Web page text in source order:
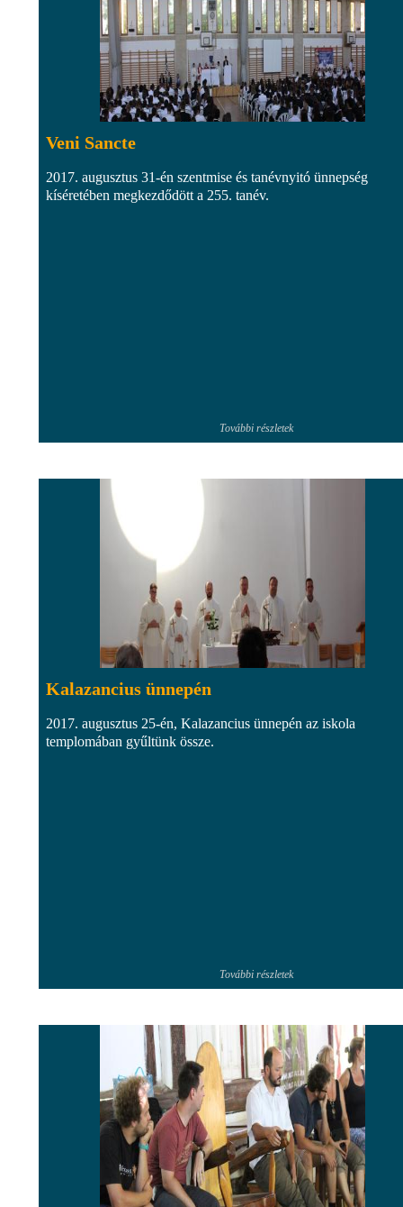
Veni Sancte
2017. augusztus 31-én szentmise és tanévnyitó ünnepség
kíséretében megkezdődött a 255. tanév.
További részletek
Kalazancius ünnepén
2017. augusztus 25-én, Kalazancius ünnepén az iskola
templomában gyűltünk össze.
További részletek